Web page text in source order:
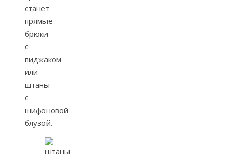
станет
прямые
брюки
с
пиджаком
или
штаны
с
шифоновой
блузой.